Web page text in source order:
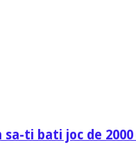
ti bati joc de